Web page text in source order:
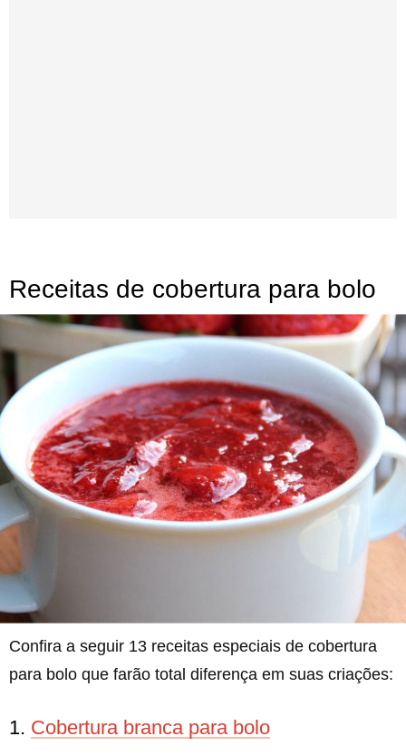
Receitas de cobertura para bolo
Confira a seguir 13 receitas especiais de cobertura
para bolo que farão total diferença em suas criações:
1. Cobertura branca para bolo